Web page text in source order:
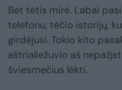
Bet tėtis mirė. Labai
telefonu, tėčio istorijų,
girdėjusi. Tokio kito
aštrialiežuvio aš
šviesmečius lėkti.